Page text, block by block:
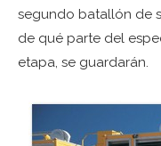
segundo batallón de
de qué parte del
etapa, se guardarán.